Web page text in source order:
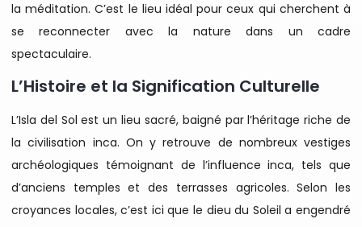
la méditation. C’est le lieu idéal pour ceux qui cherchent à
se reconnecter avec la nature dans un cadre
spectaculaire.
L’Histoire et la Signification Culturelle
L’Isla del Sol est un lieu sacré, baigné par l’héritage riche de
la civilisation inca. On y retrouve de nombreux vestiges
archéologiques témoignant de l’influence inca, tels que
d’anciens temples et des terrasses agricoles. Selon les
croyances locales, c’est ici que le dieu du Soleil a engendré